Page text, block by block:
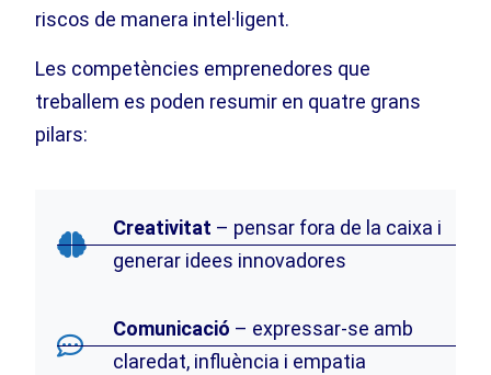
riscos de manera intel·ligent.
Les competències emprenedores que
treballem es poden resumir en quatre grans
pilars:
Creativitat – pensar fora de la caixa i
generar idees innovadores
Comunicació – expressar-se amb
claredat, influència i empatia